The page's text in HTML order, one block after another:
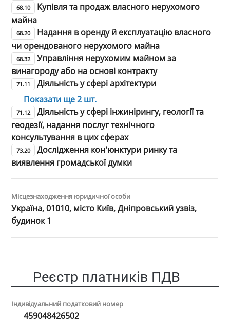
68.10
Купівля та продаж власного нерухомого
майна
68.20
Надання в оренду й експлуатацію власного
чи орендованого нерухомого майна
68.32
Управління нерухомим майном за
винагороду або на основі контракту
71.11
Діяльність у сфері архітектури
Показати ще 2 шт.
71.12
Діяльність у сфері інжинірингу, геології та
геодезії, надання послуг технічного
консультування в цих сферах
73.20
Дослідження кон'юнктури ринку та
виявлення громадської думки
Місцезнаходження юридичної особи
Україна, 01010, місто Київ, Дніпровський узвіз,
будинок 1
Реєстр платників ПДВ
Індивідуальний податковий номер
459048426502